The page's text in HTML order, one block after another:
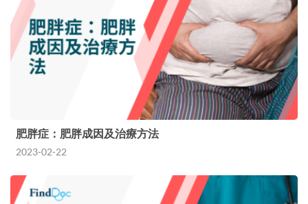
肥胖症：肥胖成因及治療方法
2023-02-22